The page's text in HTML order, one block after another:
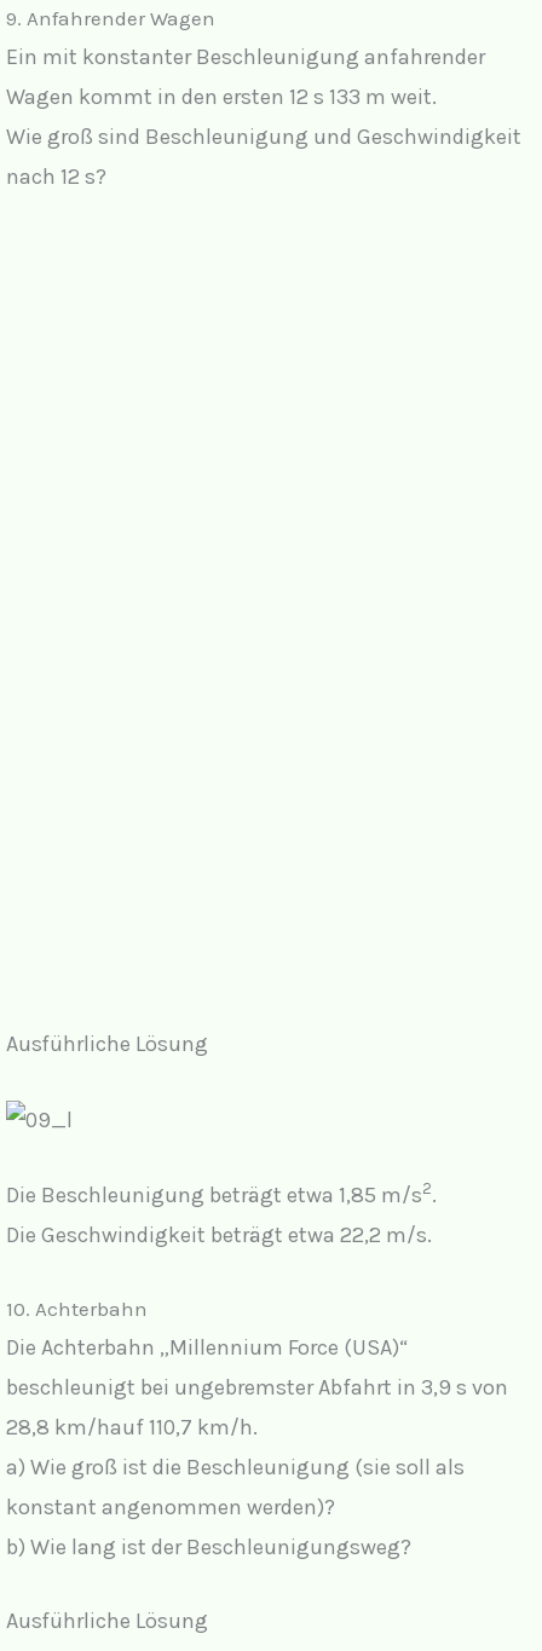
9. Anfahrender Wagen
Ein mit konstanter Beschleunigung anfahrender
Wagen kommt in den ersten 12 s 133 m weit.
Wie groß sind Beschleunigung und Geschwindigkeit
nach 12 s?
Ausführliche Lösung
Die Beschleunigung beträgt etwa 1,85 m/s2.
Die Geschwindigkeit beträgt etwa 22,2 m/s.
10. Achterbahn
Die Achterbahn „Millennium Force (USA)“
beschleunigt bei ungebremster Abfahrt in 3,9 s von
28,8 km/hauf 110,7 km/h.
a) Wie groß ist die Beschleunigung (sie soll als
konstant angenommen werden)?
b) Wie lang ist der Beschleunigungsweg?
Ausführliche Lösung